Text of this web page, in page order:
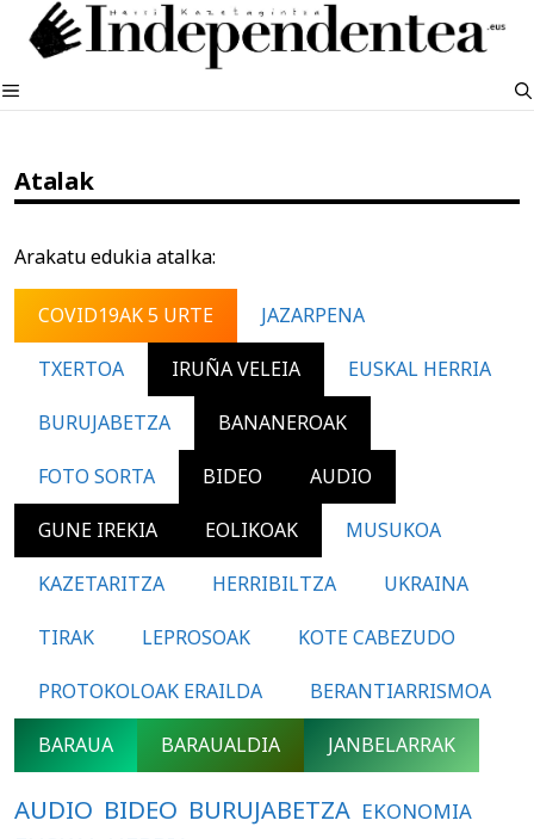
Edukira
salto
MENUA
Atalak
Arakatu edukia atalka:
COVID19AK 5 URTE JAZARPENA
TXERTOA IRUÑA VELEIA EUSKAL HERRIA
BURUJABETZA BANANEROAK
FOTO SORTA BIDEO AUDIO
GUNE IREKIA EOLIKOAK MUSUKOA
KAZETARITZA HERRIBILTZA UKRAINA
TIRAK LEPROSOAK KOTE CABEZUDO
PROTOKOLOAK ERAILDA BERANTIARRISMOA
BARAUA BARAUALDIA JANBELARRAK
AUDIO BIDEO BURUJABETZA EKONOMIA